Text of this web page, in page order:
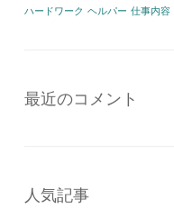
ハードワーク ヘルパー 仕事内容
最近のコメント
人気記事